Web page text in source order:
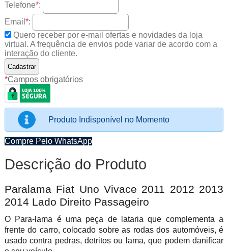
Telefone*:
Email *:
Quero receber por e-mail ofertas e novidades da loja
virtual. A frequência de envios pode variar de acordo com a
interação do cliente.
*Campos obrigatórios
Produto Indisponível no Momento
Compre Pelo WhatsApp
Descrição do Produto
Paralama Fiat Uno Vivace 2011 2012 2013
2014 Lado Direito Passageiro
O Para-lama é uma peça de lataria que complementa a
frente do carro, colocado sobre as rodas dos automóveis, é
usado contra pedras, detritos ou lama, que podem danificar